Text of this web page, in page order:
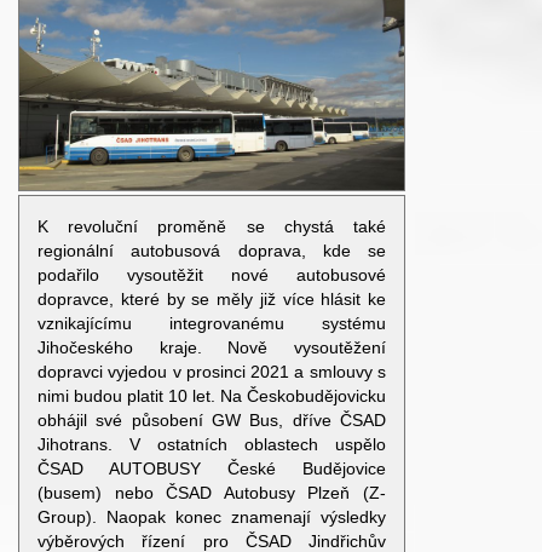
K revoluční proměně se chystá také
regionální autobusová doprava, kde se
podařilo vysoutěžit nové autobusové
dopravce, které by se měly již více hlásit ke
vznikajícímu integrovanému systému
Jihočeského kraje. Nově vysoutěžení
dopravci vyjedou v prosinci 2021 a smlouvy s
nimi budou platit 10 let. Na Českobudějovicku
obhájil své působení GW Bus, dříve ČSAD
Jihotrans. V ostatních oblastech uspělo
ČSAD AUTOBUSY České Budějovice
(busem) nebo ČSAD Autobusy Plzeň (Z-
Group). Naopak konec znamenají výsledky
výběrových řízení pro ČSAD Jindřichův